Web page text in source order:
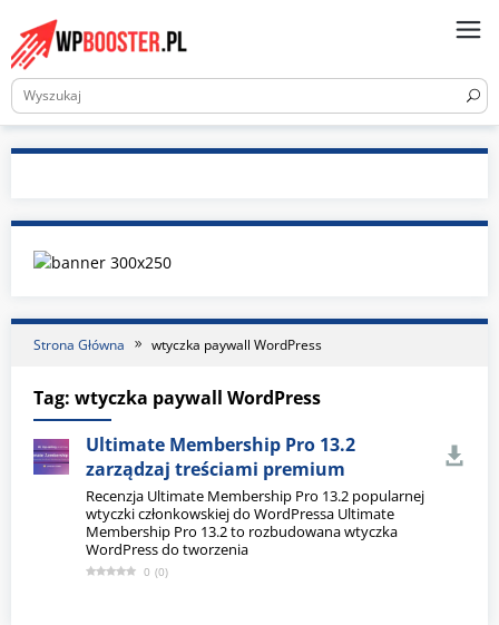
content
Strona Główna wtyczka paywall WordPress
Tag: wtyczka paywall WordPress
Ultimate Membership Pro 13.2
zarządzaj treściami premium
Recenzja Ultimate Membership Pro 13.2 popularnej
wtyczki członkowskiej do WordPressa Ultimate
Membership Pro 13.2 to rozbudowana wtyczka
WordPress do tworzenia
0 (0)